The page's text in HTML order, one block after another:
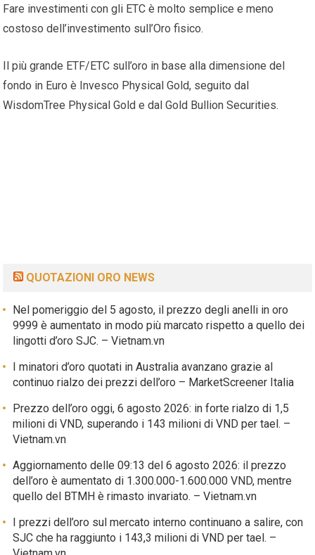
Fare investimenti con gli ETC è molto semplice e meno
costoso dell’investimento sull’Oro fisico.
Il più grande ETF/ETC sull’oro in base alla dimensione del
fondo in Euro è Invesco Physical Gold, seguito dal
WisdomTree Physical Gold e dal Gold Bullion Securities.
QUOTAZIONI ORO NEWS
Nel pomeriggio del 5 agosto, il prezzo degli anelli in oro
9999 è aumentato in modo più marcato rispetto a quello dei
lingotti d’oro SJC. – Vietnam.vn
I minatori d’oro quotati in Australia avanzano grazie al
continuo rialzo dei prezzi dell’oro – MarketScreener Italia
Prezzo dell’oro oggi, 6 agosto 2026: in forte rialzo di 1,5
milioni di VND, superando i 143 milioni di VND per tael. –
Vietnam.vn
Aggiornamento delle 09:13 del 6 agosto 2026: il prezzo
dell’oro è aumentato di 1.300.000-1.600.000 VND, mentre
quello del BTMH è rimasto invariato. – Vietnam.vn
I prezzi dell’oro sul mercato interno continuano a salire, con
SJC che ha raggiunto i 143,3 milioni di VND per tael. –